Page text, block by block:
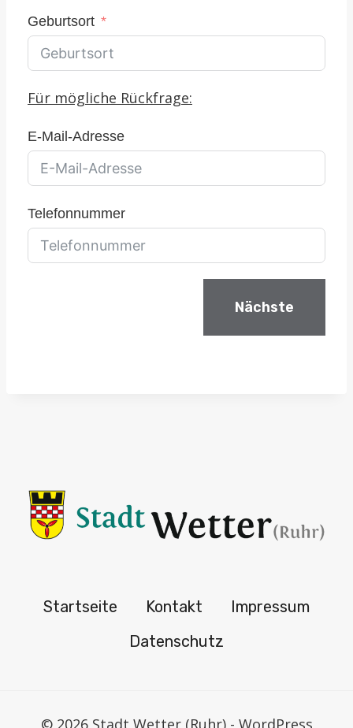
Geburtsort
Für mögliche Rückfrage:
E-Mail-Adresse
Telefonnummer
Nächste
Startseite Kontakt
Impressum
Datenschutz
© 2026 Stadt Wetter (Ruhr) - WordPress